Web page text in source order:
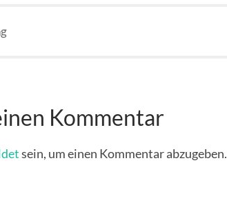
Kommentar
sein, um einen Kommentar abzugeben.